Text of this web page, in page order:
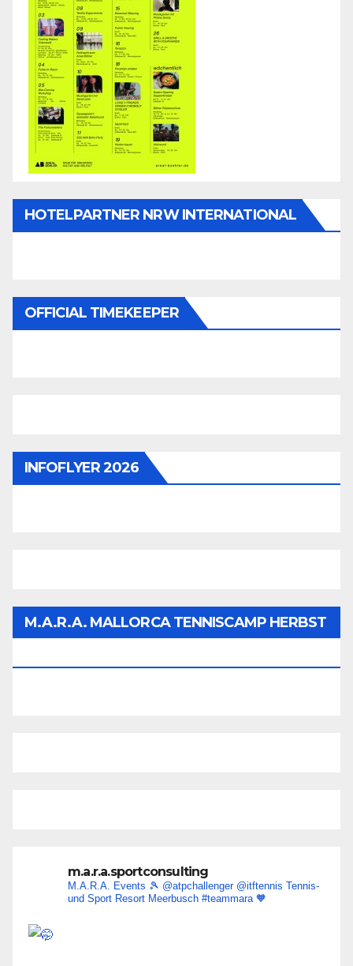
HOTELPARTNER NRW INTERNATIONAL
OFFICIAL TIMEKEEPER
INFOFLYER 2026
M.A.R.A. MALLORCA TENNISCAMP HERBST
m.a.r.a.sportconsulting
M.A.R.A. Events 🎾 @atpchallenger @itftennis Tennis-
und Sport Resort Meerbusch #teammara 🧡